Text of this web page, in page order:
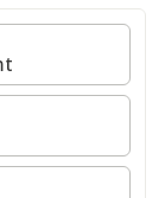
для вашого